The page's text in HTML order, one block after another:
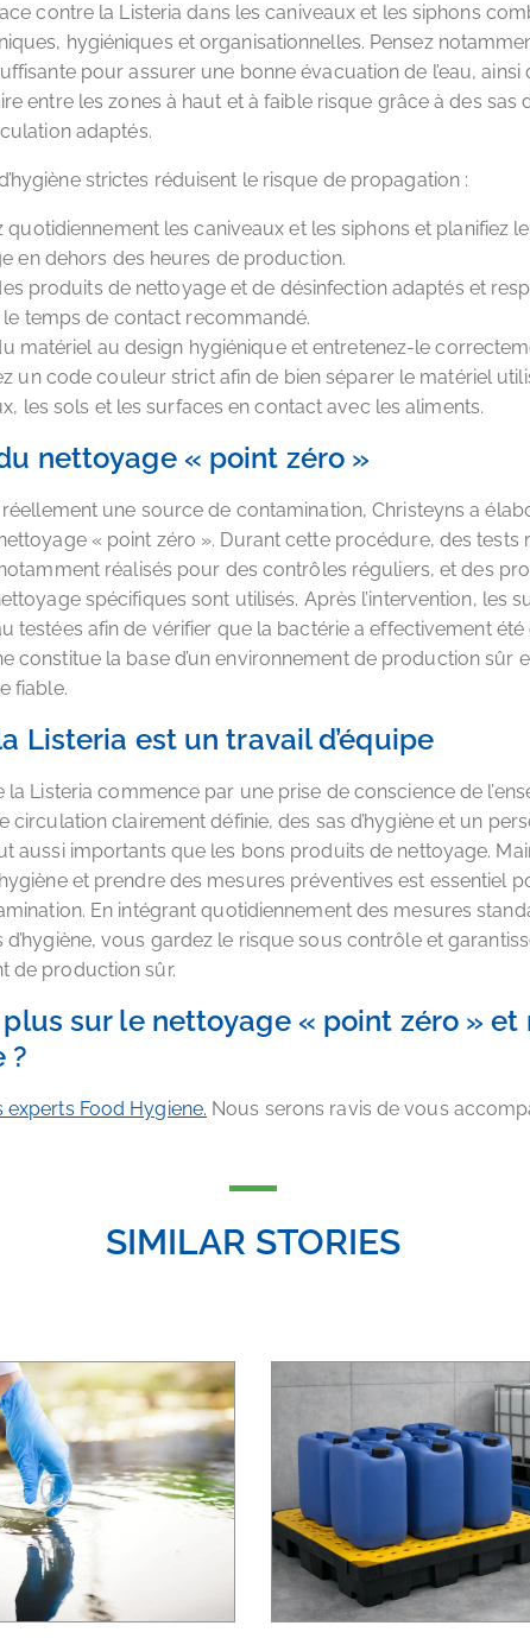
contre la Listeria dans les caniveaux et les siphons
hygiéniques et organisationnelles. Pensez
pour assurer une bonne évacuation de l’eau, ainsi
entre les zones à haut et à faible risque grâce à des sas
adaptés.
strictes réduisent le risque de propagation :
quotidiennement les caniveaux et les siphons et planifiez
en dehors des heures de production.
produits de nettoyage et de désinfection adaptés et
temps de contact recommandé.
matériel au design hygiénique et entretenez-le
un code couleur strict afin de bien séparer le matériel
les sols et les surfaces en contact avec les aliments.
nettoyage « point zéro »
réellement une source de contamination, Christeyns a
« point zéro ». Durant cette procédure, des tests
réalisés pour des contrôles réguliers, et des
spécifiques sont utilisés. Après l’intervention, les
testées afin de vérifier que la bactérie a effectivement été
constitue la base d’un environnement de production sûr
fiable.
Listeria est un travail d’équipe
la Listeria commence par une prise de conscience de
circulation clairement définie, des sas d’hygiène et un
aussi importants que les bons produits de nettoyage.
et prendre des mesures préventives est essentiel
En intégrant quotidiennement des mesures
vous gardez le risque sous contrôle et
de production sûr.
plus sur le nettoyage « point zéro » et
?
experts Food Hygiene. Nous serons ravis de vous
SIMILAR STORIES